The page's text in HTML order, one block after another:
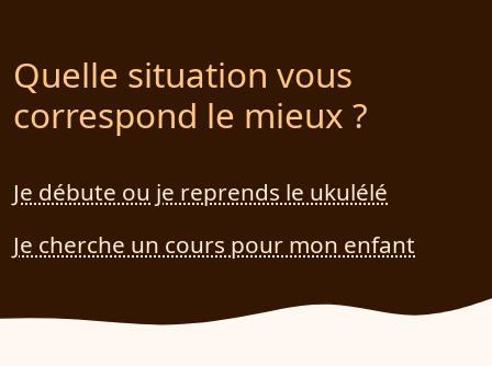
Quelle situation vous
correspond le mieux ?
Je débute ou je reprends le ukulélé
Je cherche un cours pour mon enfant